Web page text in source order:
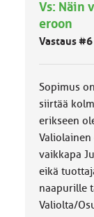
m
ä
u
k
a
Vs: Näin
eroon
Vastaus #6
Sopimus
siirtää
erikseen
vaikkapa
eikä
naapurille
Valiolta/